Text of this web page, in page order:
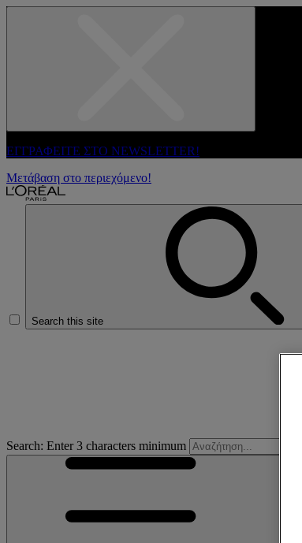
ΕΓΓΡΑΦΕΙΤΕ ΣΤΟ NEWSLETTER!
Μετάβαση στο περιεχόμενο!
Search this site
Search: Enter 3 characters minimum